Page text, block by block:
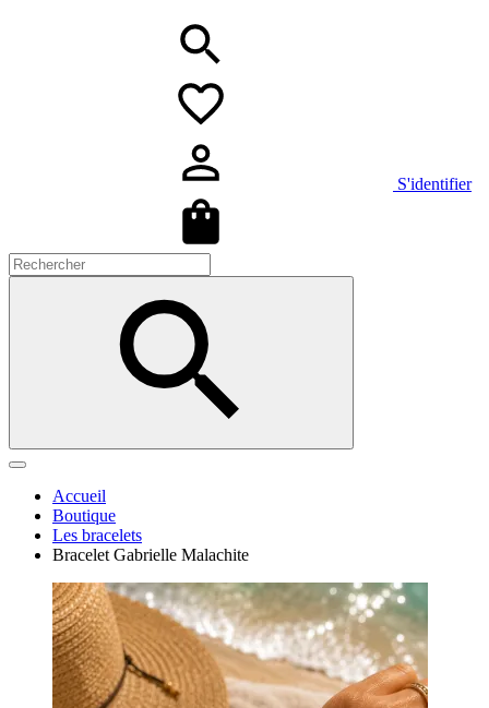
S'identifier
Accueil
Boutique
Les bracelets
Bracelet Gabrielle Malachite